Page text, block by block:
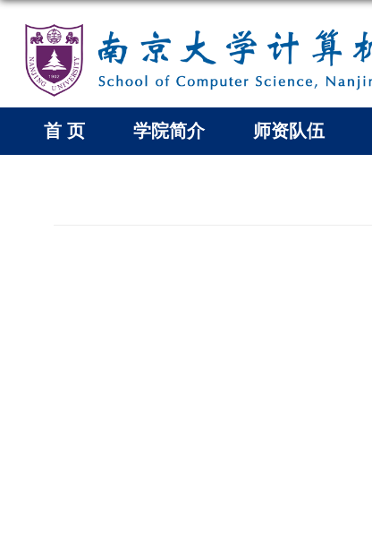
首 页 学院简介 师资队伍